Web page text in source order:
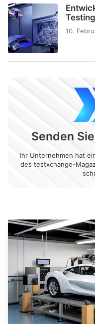
10.
Senden
Ihr Unternehmen hat
des testxchange-